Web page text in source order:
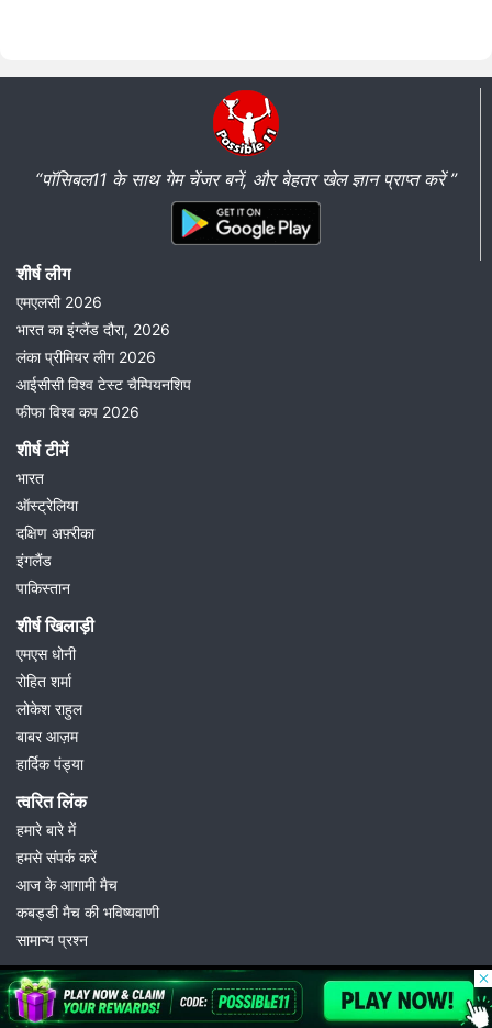
“पॉसिबल11 के साथ गेम चेंजर बनें, और बेहतर खेल ज्ञान प्राप्त करें ”
शीर्ष लीग
एमएलसी 2026
भारत का इंग्लैंड दौरा, 2026
लंका प्रीमियर लीग 2026
आईसीसी विश्व टेस्ट चैम्पियनशिप
फीफा विश्व कप 2026
शीर्ष टीमें
भारत
ऑस्ट्रेलिया
दक्षिण अफ़्रीका
इंगलैंड
पाकिस्तान
शीर्ष खिलाड़ी
एमएस धोनी
रोहित शर्मा
लोकेश राहुल
बाबर आज़म
हार्दिक पंड्या
त्वरित लिंक
हमारे बारे में
हमसे संपर्क करें
आज के आगामी मैच
कबड्डी मैच की भविष्यवाणी
सामान्य प्रश्न
© 2026 Possible11
All rights reserved